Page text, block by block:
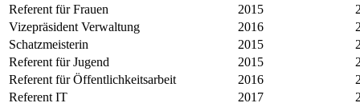
Referent für Frauen
2015
Vizepräsident Verwaltung
2016
Schatzmeisterin
2015
Referent für Jugend
2015
Referent für Öffentlichkeitsarbeit
2016
Referent IT
2017